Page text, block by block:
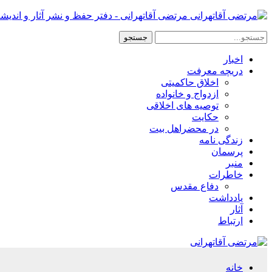
مرتضی آقاتهرانی - دفتر حفظ و نشر آثار و
اخبار
دریچه معرفت
اخلاق حاکمیتی
ازدواج و خانواده
توصیه های اخلاقی
حکایت
در محضراهل بیت
زندگی نامه
پرسمان
منبر
خاطرات
دفاع مقدس
یادداشت
آثار
ارتباط
خانه